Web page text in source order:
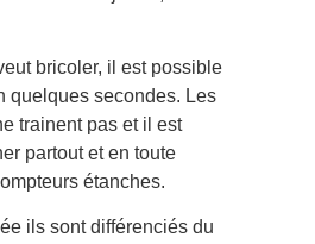
bricoler, il est possible
quelques secondes. Les
trainent pas et il est
partout et en toute
étanches.
ils sont différenciés du